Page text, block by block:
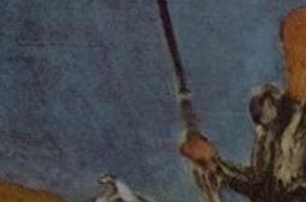
A
criada em
um